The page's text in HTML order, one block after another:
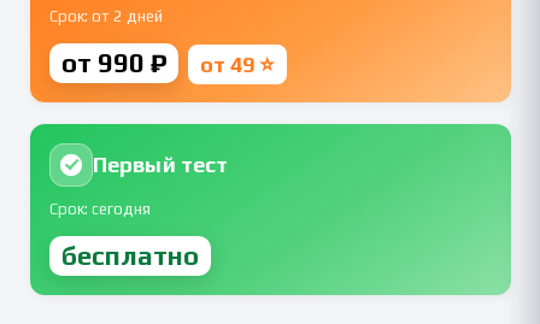
Срок: от 2 дней
от 990 ₽ от 49 ⭐
Первый тест
Срок: сегодня
бесплатно